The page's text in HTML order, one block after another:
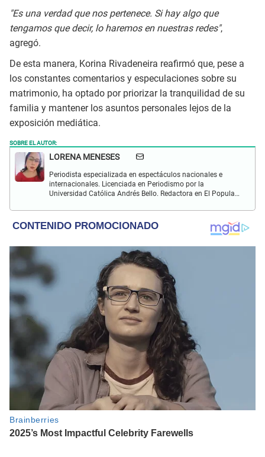
"Es una verdad que nos pertenece. Si hay algo que
tengamos que decir, lo haremos en nuestras redes",
agregó.
De esta manera, Korina Rivadeneira reafirmó que, pese a
los constantes comentarios y especulaciones sobre su
matrimonio, ha optado por priorizar la tranquilidad de su
familia y mantener los asuntos personales lejos de la
exposición mediática.
SOBRE EL AUTOR:
LORENA MENESES
Periodista especializada en espectáculos nacionales e
internacionales. Licenciada en Periodismo por la
Universidad Católica Andrés Bello. Redactora en El Popular.
celebridades.